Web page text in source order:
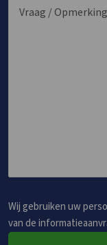
Wij gebruiken uw
van de